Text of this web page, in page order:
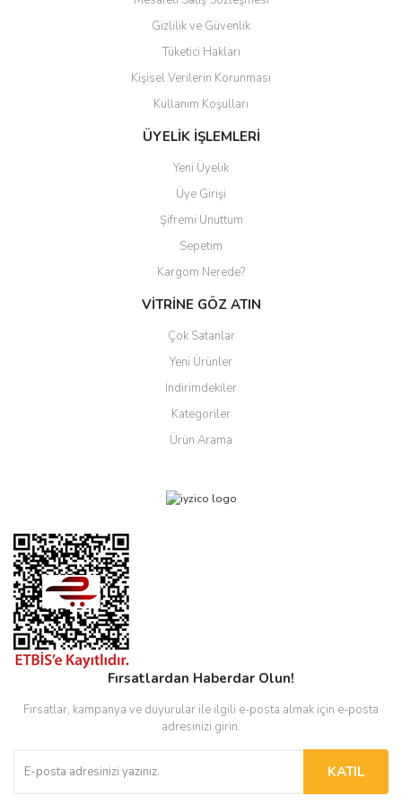
Gönder
Gizlilik ve Güvenlik
Tüketici Hakları
Kişisel Verilerin Korunması
Kullanım Koşulları
ÜYELİK İŞLEMLERİ
Yeni Üyelik
Üye Girişi
Şifremi Unuttum
Sepetim
Kargom Nerede?
VİTRİNE GÖZ ATIN
Çok Satanlar
Yeni Ürünler
İndirimdekiler
Kategoriler
Ürün Arama
Fırsatlardan Haberdar Olun!
Fırsatlar, kampanya ve duyurular ile ilgili e-posta almak için e-posta
adresinizi girin.
KATIL